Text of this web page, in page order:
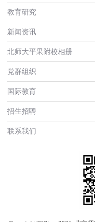
教育研究
新闻资讯
北师大平果附校相册
党群组织
国际教育
招生招聘
联系我们